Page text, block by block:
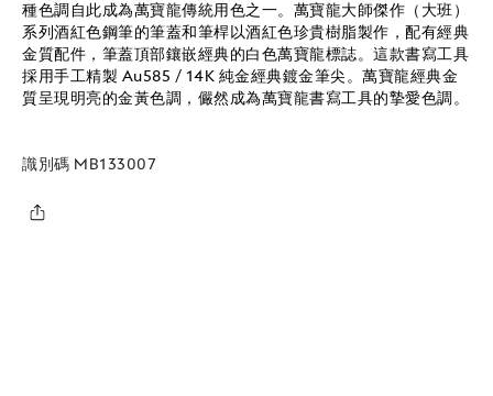
種色調自此成為萬寶龍傳統用色之一。萬寶龍大師傑作（大班）
系列酒紅色鋼筆的筆蓋和筆桿以酒紅色珍貴樹脂製作，配有經典
金質配件，筆蓋頂部鑲嵌經典的白色萬寶龍標誌。這款書寫工具
採用手工精製 Au585 / 14K 純金經典鍍金筆尖。萬寶龍經典金
質呈現明亮的金黃色調，儼然成為萬寶龍書寫工具的摯愛色調。
識別碼 MB133007